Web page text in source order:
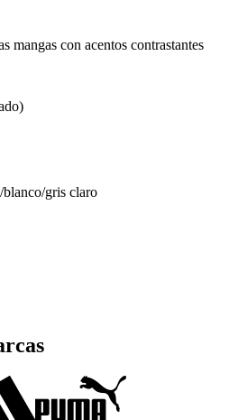
mangas con acentos contrastantes
blanco/gris claro